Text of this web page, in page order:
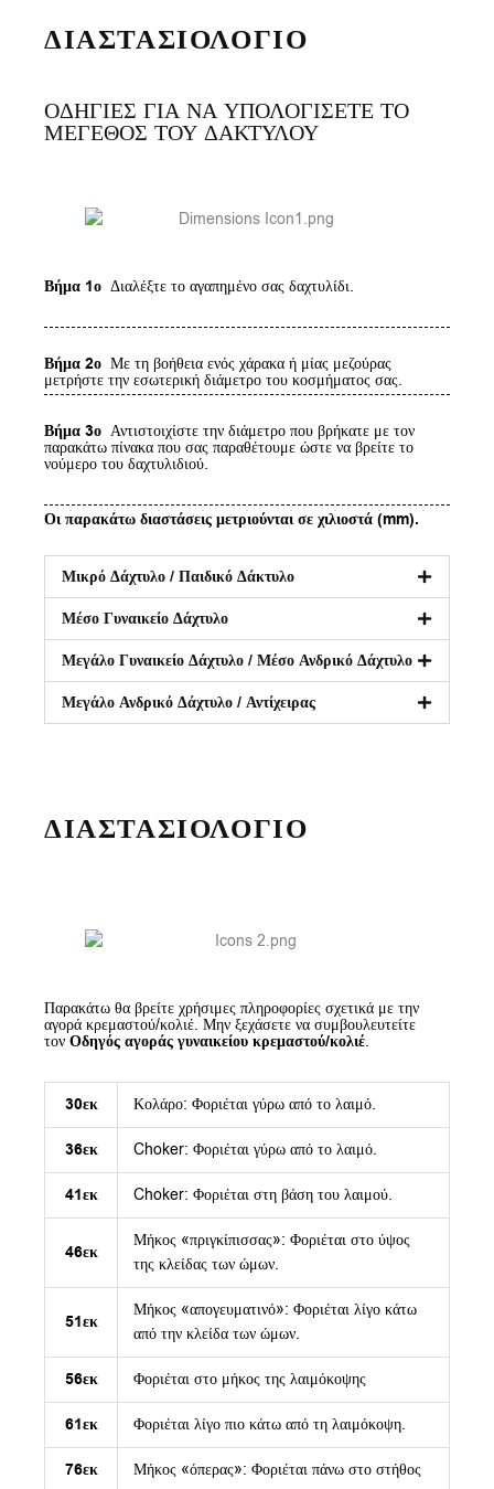
ΔΙΑΣΤΑΣΙΟΛΟΓΙΟ
ΟΔΗΓΙΕΣ ΓΙΑ ΝΑ ΥΠΟΛΟΓΙΣΕΤΕ ΤΟ
ΜΕΓΕΘΟΣ ΤΟΥ ΔΑΚΤΥΛΟΥ
Βήμα 1ο Διαλέξτε το αγαπημένο σας δαχτυλίδι.
Βήμα 2ο Με τη βοήθεια ενός χάρακα ή μίας μεζούρας
μετρήστε την εσωτερική διάμετρο του κοσμήματος σας.
Βήμα 3ο Αντιστοιχίστε την διάμετρο που βρήκατε με τον
παρακάτω πίνακα που σας παραθέτουμε ώστε να βρείτε το
νούμερο του δαχτυλιδιού.
Οι παρακάτω διαστάσεις μετριούνται σε χιλιοστά (mm).
Μικρό Δάχτυλο / Παιδικό Δάκτυλο
Μέσο Γυναικείο Δάχτυλο
Μεγάλο Γυναικείο Δάχτυλο / Μέσο Ανδρικό Δάχτυλο
Μεγάλο Ανδρικό Δάχτυλο / Αντίχειρας
ΔΙΑΣΤΑΣΙΟΛΟΓΙΟ
Παρακάτω θα βρείτε χρήσιμες πληροφορίες σχετικά με την
αγορά κρεμαστού/κολιέ. Μην ξεχάσετε να συμβουλευτείτε
τον Οδηγός αγοράς γυναικείου κρεμαστού/κολιέ.
30εκ Κολάρο: Φοριέται γύρω από το λαιμό.
36εκ Choker: Φοριέται γύρω από το λαιμό.
41εκ Choker: Φοριέται στη βάση του λαιμού.
46εκ
Μήκος «πριγκίπισσας»: Φοριέται στο ύψος
της κλείδας των ώμων.
51εκ
Μήκος «απογευματινό»: Φοριέται λίγο κάτω
από την κλείδα των ώμων.
56εκ Φοριέται στο μήκος της λαιμόκοψης
61εκ Φοριέται λίγο πιο κάτω από τη λαιμόκοψη.
76εκ Μήκος «όπερας»: Φοριέται πάνω στο στήθος